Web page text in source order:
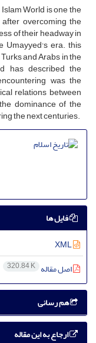
World is one the
overcoming the
of their headway in
Umayyed's era. this
and Arabs in the
has described the
was the
relations between
dominance of the
the next centuries.
فایل ها
اصل مقاله 320.84 K
هم رسانی
ارجاع به این مقاله